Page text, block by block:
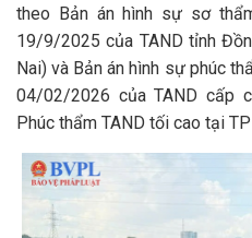
theo Bản án hình sự sơ
19/9/2025 của TAND tỉnh
Nai) và Bản án hình sự phúc
04/02/2026 của TAND cấp
Phúc thẩm TAND tối cao tại